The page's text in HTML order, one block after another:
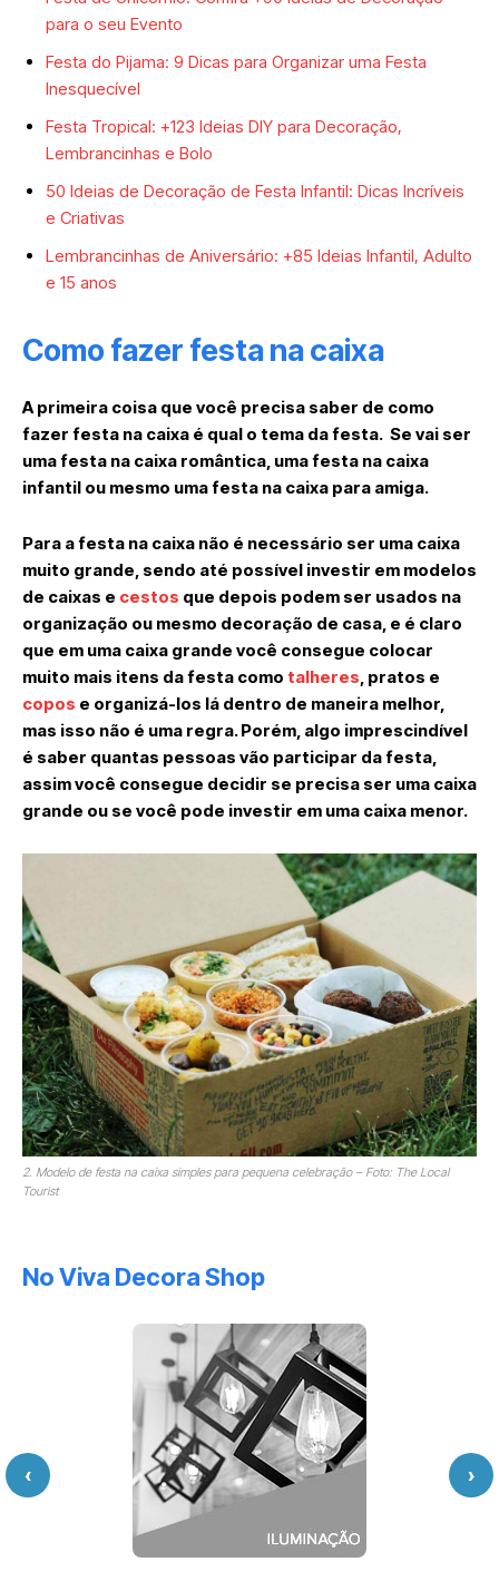
para o seu Evento
Festa do Pijama: 9 Dicas para Organizar uma Festa
Inesquecível
Festa Tropical: +123 Ideias DIY para Decoração,
Lembrancinhas e Bolo
50 Ideias de Decoração de Festa Infantil: Dicas Incríveis
e Criativas
Lembrancinhas de Aniversário: +85 Ideias Infantil, Adulto
e 15 anos
Como fazer festa na caixa
A primeira coisa que você precisa saber de como
fazer festa na caixa é qual o tema da festa. Se vai ser
uma festa na caixa romântica, uma festa na caixa
infantil ou mesmo uma festa na caixa para amiga.
Para a festa na caixa não é necessário ser uma caixa
muito grande, sendo até possível investir em modelos
de caixas e cestos que depois podem ser usados na
organização ou mesmo decoração de casa, e é claro
que em uma caixa grande você consegue colocar
muito mais itens da festa como talheres, pratos e
copos e organizá-los lá dentro de maneira melhor,
mas isso não é uma regra. Porém, algo imprescindível
é saber quantas pessoas vão participar da festa,
assim você consegue decidir se precisa ser uma caixa
grande ou se você pode investir em uma caixa menor.
2. Modelo de festa na caixa simples para pequena celebração – Foto: The Local
Tourist
No Viva Decora Shop
‹ ›